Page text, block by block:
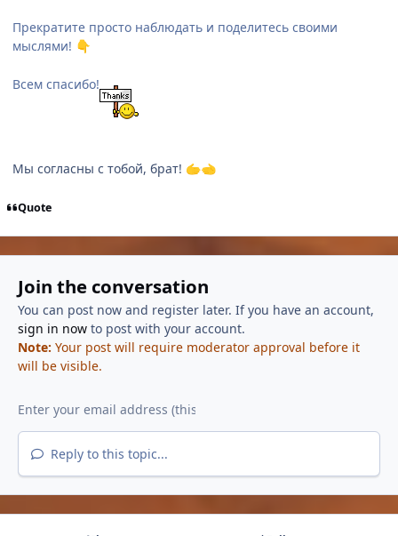
Прекратите просто наблюдать и поделитесь своими
мыслями! 👇
Всем спасибо!
Мы согласны с тобой, брат! 🫱‍🫲
Quote
Join the conversation
You can post now and register later. If you have an account,
sign in nowto post with your account.
Note: Your post will require moderator approval before it
will be visible.
Reply to this topic...